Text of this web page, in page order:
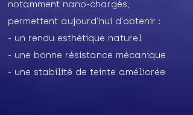
notamment nano-chargés,
permettent aujourd’hui d’obtenir :
- un rendu esthétique naturel
- une bonne résistance mécanique
- une stabilité de teinte améliorée